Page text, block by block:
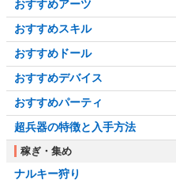
おすすめアーツ
おすすめスキル
おすすめドール
おすすめデバイス
おすすめパーティ
超兵器の特徴と入手方法
稼ぎ・集め
ナルキー狩り